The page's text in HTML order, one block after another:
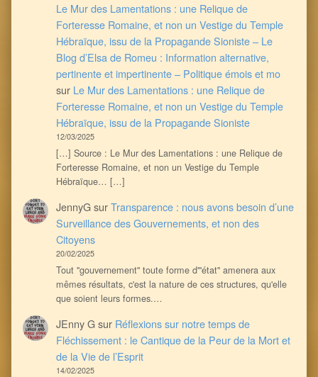
Le Mur des Lamentations : une Relique de
Forteresse Romaine, et non un Vestige du Temple
Hébraïque, issu de la Propagande Sioniste – Le
Blog d’Elsa de Romeu : Information alternative,
pertinente et impertinente – Politique émois et mo
sur Le Mur des Lamentations : une Relique de
Forteresse Romaine, et non un Vestige du Temple
Hébraïque, issu de la Propagande Sioniste
12/03/2025
[…] Source : Le Mur des Lamentations : une Relique de
Forteresse Romaine, et non un Vestige du Temple
Hébraïque… […]
JennyGsurTransparence : nous avons besoin d’une
Surveillance des Gouvernements, et non des
Citoyens
20/02/2025
Tout ''gouvernement'' toute forme d'''état'' amenera aux
mêmes résultats, c'est la nature de ces structures, qu'elle
que soient leurs formes.…
JEnny Gsur Réflexions sur notre temps de
Fléchissement : le Cantique de la Peur de la Mort et
de la Vie de l’Esprit
14/02/2025